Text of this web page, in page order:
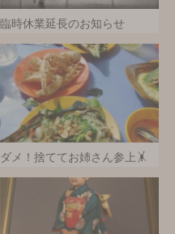
臨時休業延長のお知らせ
ダメ！捨ててお姉さん参上🤸